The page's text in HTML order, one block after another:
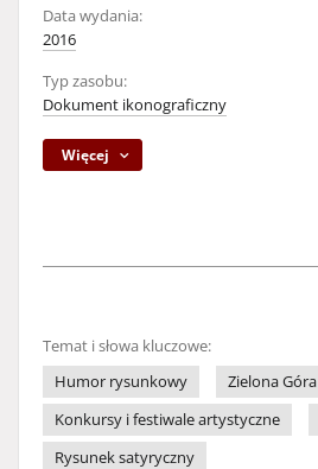
Data wydania:
2016
Typ zasobu:
Dokument ikonograficzny
Więcej
Temat i słowa kluczowe:
Humor rysunkowy
Zielona Góra
Konkursy i festiwale artystyczne
Rysunek satyryczny